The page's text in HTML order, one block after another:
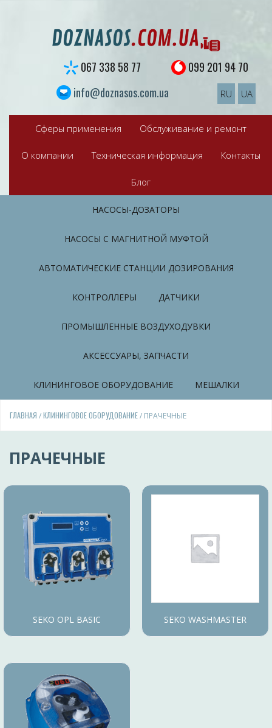
067 338 58 77
099 201 94 70
info@doznasos.com.ua
RU UA
Сферы применения Обслуживание и ремонт
О компании Техническая информация Контакты
Блог
НАСОСЫ-ДОЗАТОРЫ
НАСОСЫ С МАГНИТНОЙ МУФТОЙ
АВТОМАТИЧЕСКИЕ СТАНЦИИ ДОЗИРОВАНИЯ
КОНТРОЛЛЕРЫ ДАТЧИКИ
ПРОМЫШЛЕННЫЕ ВОЗДУХОДУВКИ
АКСЕССУАРЫ, ЗАПЧАСТИ
КЛИНИНГОВОЕ ОБОРУДОВАНИЕ МЕШАЛКИ
ГЛАВНАЯ /КЛИНИНГОВОЕ ОБОРУДОВАНИЕ/ ПРАЧЕЧНЫЕ
ПРАЧЕЧНЫЕ
SEKO OPL BASIC SEKO WASHMASTER